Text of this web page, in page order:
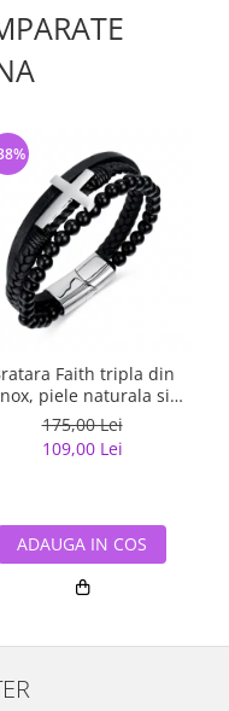
Faith tripla din
piele naturala si
cu cruce argintie
175,00 Lei
109,00 Lei
ADAUGA IN COS